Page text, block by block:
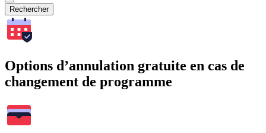
Rechercher
Options d’annulation gratuite en cas de
changement de programme